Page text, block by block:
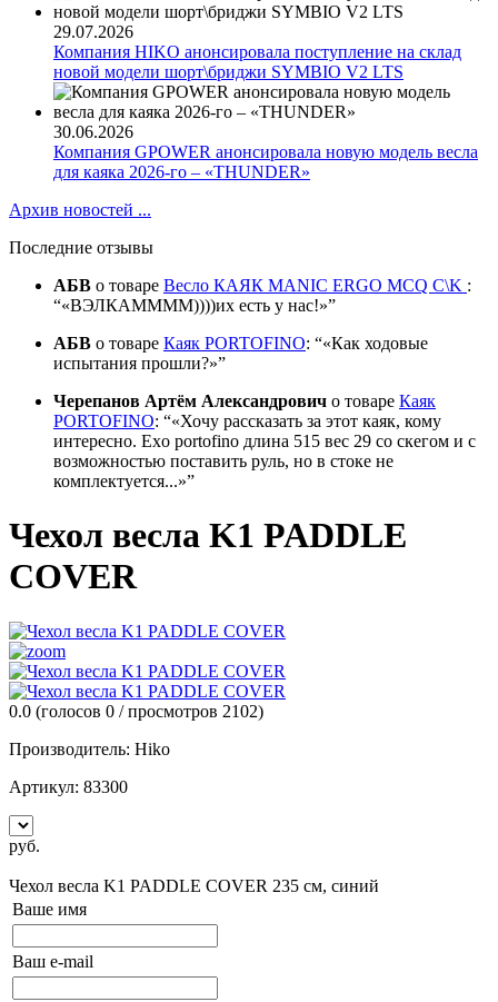
29.07.2026
Компания HIKO анонсировала поступление на склад
новой модели шорт\бриджи SYMBIO V2 LTS
30.06.2026
Компания GPOWER анонсировала новую модель весла
для каяка 2026-го – «THUNDER»
Архив новостей ...
Последние отзывы
АБВ о товаре Весло КАЯК MANIC ERGO MCQ C\K :
«ВЭЛКАММММ))))их есть у нас!»
АБВ о товаре Каяк PORTOFINO:
«Как ходовые
испытания прошли?»
Черепанов Артём Александрович о товаре Каяк
PORTOFINO:
«Хочу рассказать за этот каяк, кому
интересно. Exo portofino длина 515 вес 29 со скегом и с
возможностью поставить руль, но в стоке не
комплектуется...»
Чехол весла K1 PADDLE
COVER
0.0 (голосов 0 / просмотров 2102)
Производитель: Hiko
Артикул: 83300
руб.
Чехол весла K1 PADDLE COVER 235 см, синий
Ваше имя
Ваш e-mail